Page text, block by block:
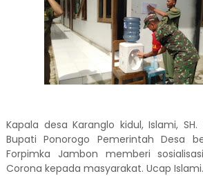
Kapala desa Karanglo kidul, Islami,
Bupati Ponorogo Pemerintah Desa
Forpimka Jambon memberi
Corona kepada masyarakat. Ucap Islami.